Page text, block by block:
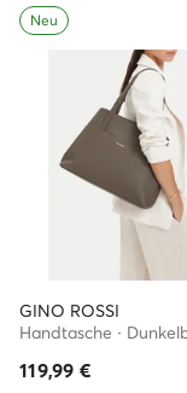
Neu
GINO ROSSI
Handtasche ·
119,99 €